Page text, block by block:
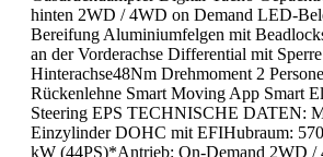
hinten 2WD / 4WD on Demand LED-
Bereifung Aluminiumfelgen mit
an der Vorderachse Differential mit
Hinterachse48Nm Drehmoment 2
Rückenlehne Smart Moving App Smart
Steering EPS TECHNISCHE DATEN:
Einzylinder DOHC mit EFIHubraum:
kW (44PS)*Antrieb: On-Demand 2WD /